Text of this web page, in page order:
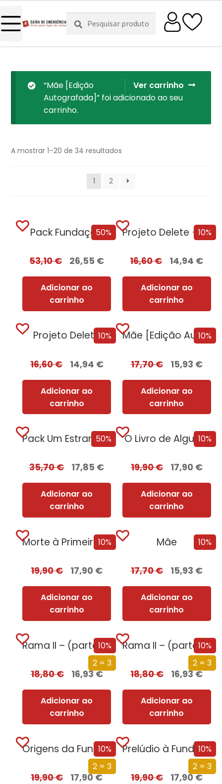
Pesquisar
por:
Pesquisa
Ver carrinho
“Mãe [Edição
Autografada]” foi adicionado ao seu
carrinho.
A mostrar 1–20 de 34 resultados
1 2
50%
Pack Fundação
53,10€ 26,55 €
Adicionar ao
carrinho
10%
Projeto Delete + Oferta Nemesis
16,60€ 14,94 €
Adicionar ao
carrinho
10%
Projeto Delete
16,60€ 14,94 €
Adicionar ao
carrinho
10%
Mãe [Edição Autografada]
17,70€ 15,93 €
Adicionar ao
carrinho
50%
Pack Um Estranho Numa Terra Estranha
35,70€ 17,85 €
Adicionar ao
carrinho
10%
O Livro de Algures
19,90€ 17,90 €
Adicionar ao
carrinho
10%
Morte à Primeira Vista
19,90€ 17,90 €
Adicionar ao
carrinho
10%
Mãe
17,70€ 15,93 €
Adicionar ao
carrinho
10%
2 = 3
Rama II – (parte 2 de 2)
18,80€ 16,93€
Adicionar ao
carrinho
10%
2 = 3
Rama II – (parte 1 de 2)
18,80€ 16,93€
Adicionar ao
carrinho
10%
2 = 3
Origens da Fundação
19,90€ 17,90€
10%
2 = 3
Prelúdio à Fundação
19,90€ 17,90€